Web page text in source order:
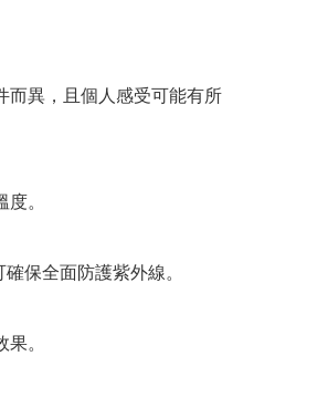
而異，且個人感受可能有所
。
保全面防護紫外線。
。